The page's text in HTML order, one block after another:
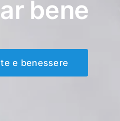
bene
e benessere